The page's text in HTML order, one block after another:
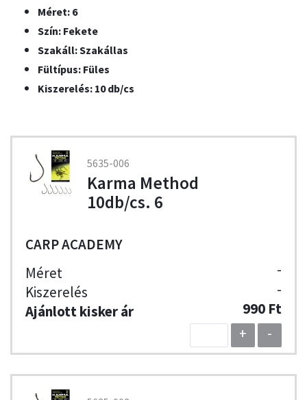
Méret: 6
Szín: Fekete
Szakáll: Szakállas
Fültípus: Füles
Kiszerelés: 10 db/cs
5635-006
Karma Method
10db/cs. 6
CARP ACADEMY
-
-
990 Ft
+
-